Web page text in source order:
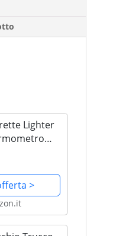
Lighter
Voltmetro
>